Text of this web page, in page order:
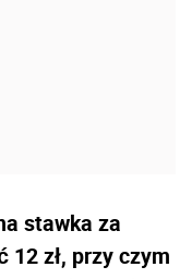
stawka za
12 zł, przy czym